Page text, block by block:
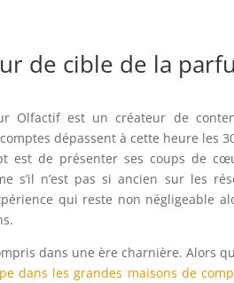
de cible de la
Olfactif est un créateur de
dépassent à cette heure les
est de présenter ses coups de
s’il n’est pas si ancien sur les
qui reste non négligeable
dans une ère charnière. Alors
dans les grandes maisons de